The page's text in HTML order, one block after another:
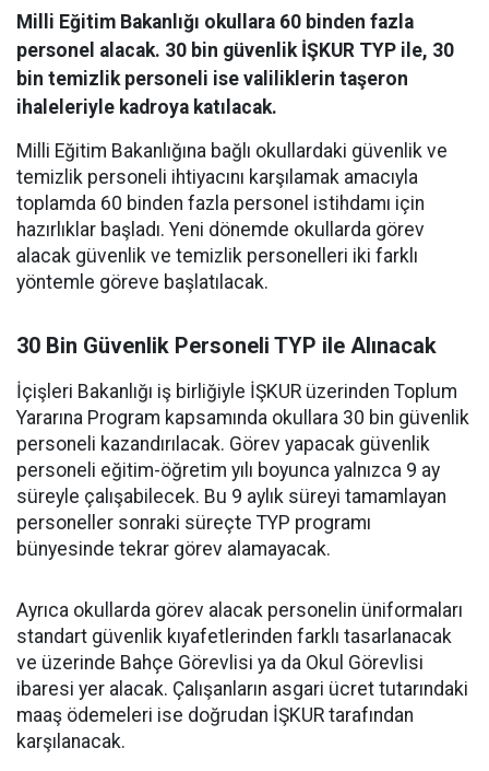
Milli Eğitim Bakanlığı okullara 60 binden fazla
personel alacak. 30 bin güvenlik İŞKUR TYP ile, 30
bin temizlik personeli ise valiliklerin taşeron
ihaleleriyle kadroya katılacak.
Milli Eğitim Bakanlığına bağlı okullardaki güvenlik ve
temizlik personeli ihtiyacını karşılamak amacıyla
toplamda 60 binden fazla personel istihdamı için
hazırlıklar başladı. Yeni dönemde okullarda görev
alacak güvenlik ve temizlik personelleri iki farklı
yöntemle göreve başlatılacak.
30 Bin Güvenlik Personeli TYP ile Alınacak
İçişleri Bakanlığı iş birliğiyle İŞKUR üzerinden Toplum
Yararına Program kapsamında okullara 30 bin güvenlik
personeli kazandırılacak. Görev yapacak güvenlik
personeli eğitim-öğretim yılı boyunca yalnızca 9 ay
süreyle çalışabilecek. Bu 9 aylık süreyi tamamlayan
personeller sonraki süreçte TYP programı
bünyesinde tekrar görev alamayacak.
Ayrıca okullarda görev alacak personelin üniformaları
standart güvenlik kıyafetlerinden farklı tasarlanacak
ve üzerinde Bahçe Görevlisi ya da Okul Görevlisi
ibaresi yer alacak. Çalışanların asgari ücret tutarındaki
maaş ödemeleri ise doğrudan İŞKUR tarafından
karşılanacak.